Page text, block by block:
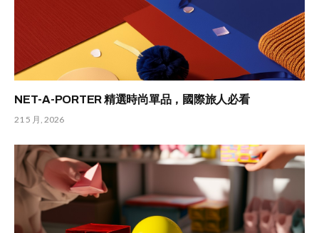
NET-A-PORTER 精選時尚單品，國際旅人必看
21 5 月, 2026